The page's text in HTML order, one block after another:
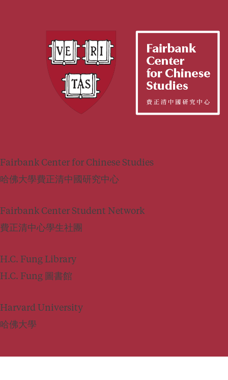
Fairbank Center for Chinese Studies
哈佛大學費正清中國研究中心
Fairbank Center Student Network
費正清中心學生社團
H.C. Fung Library
H.C. Fung 圖書館
Harvard University
哈佛大學